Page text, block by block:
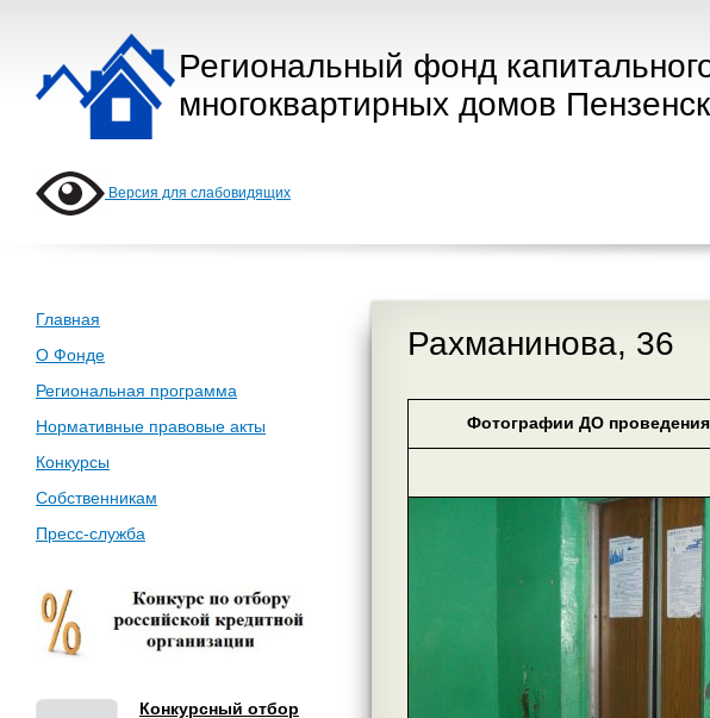
Региональный фонд
многоквартирных домов
Версия для слабовидящих
Главная
О Фонде
Региональная программа
Нормативные правовые акты
Конкурсы
Собственникам
Пресс-служба
Конкурсный отбор
Рахманинова, 36
Фотографии ДО проведения